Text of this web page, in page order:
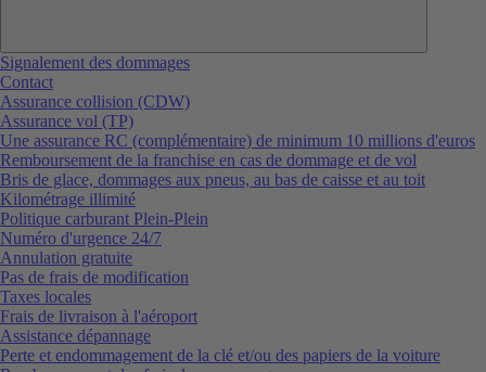
Signalement des dommages
Contact
Assurance collision (CDW)
Assurance vol (TP)
Une assurance RC (complémentaire) de minimum 10 millions d'euros
Remboursement de la franchise en cas de dommage et de vol
Bris de glace, dommages aux pneus, au bas de caisse et au toit
Kilométrage illimité
Politique carburant Plein-Plein
Numéro d'urgence 24/7
Annulation gratuite
Pas de frais de modification
Taxes locales
Frais de livraison à l'aéroport
Assistance dépannage
Perte et endommagement de la clé et/ou des papiers de la voiture